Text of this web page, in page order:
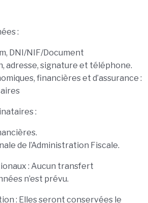
:
DNI/NIF/Document
adresse, signature et téléphone.
financières et d’assurance :
:
de l’Administration Fiscale.
: Aucun transfert
n’est prévu.
: Elles seront conservées le